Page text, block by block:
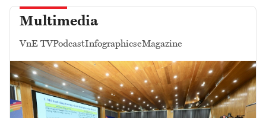
Multimedia
VnE TVPodcastInfographicseMagazine